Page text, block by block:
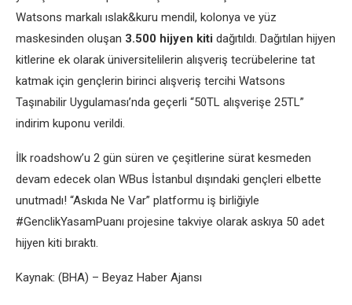
Watsons markalı ıslak&kuru mendil, kolonya ve yüz
maskesinden oluşan 3.500 hijyen kiti dağıtıldı. Dağıtılan hijyen
kitlerine ek olarak üniversitelilerin alışveriş tecrübelerine tat
katmak için gençlerin birinci alışveriş tercihi Watsons
Taşınabilir Uygulaması’nda geçerli “50TL alışverişe 25TL”
indirim kuponu verildi.
İlk roadshow’u 2 gün süren ve çeşitlerine sürat kesmeden
devam edecek olan WBus İstanbul dışındaki gençleri elbette
unutmadı! “Askıda Ne Var” platformu iş birliğiyle
#GenclikYasamPuanı projesine takviye olarak askıya 50 adet
hijyen kiti bıraktı.
Kaynak: (BHA) – Beyaz Haber Ajansı